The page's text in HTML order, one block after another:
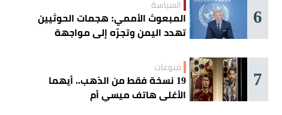
6 السياسة
المبعوث الأممي: هجمات الحوثيين
تهدد اليمن وتجرّه إلى مواجهة
7 منوعات
19 نسخة فقط من الذهب.. أيهما
الأغلى هاتف ميسي أم